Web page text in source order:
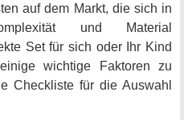
auf dem Markt, die sich in
und Material
Set für sich oder Ihr Kind
wichtige Faktoren zu
Checkliste für die Auswahl